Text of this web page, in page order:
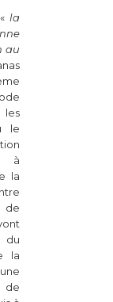
«la
au
les
le
à
la
de
du
la
de